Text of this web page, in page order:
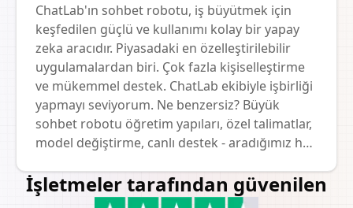
ChatLab'ın sohbet robotu, iş büyütmek için
keşfedilen güçlü ve kullanımı kolay bir yapay
zeka aracıdır. Piyasadaki en özelleştirilebilir
uygulamalardan biri. Çok fazla kişiselleştirme
ve mükemmel destek. ChatLab ekibiyle işbirliği
yapmayı seviyorum. Ne benzersiz? Büyük
sohbet robotu öğretim yapıları, özel talimatlar,
model değiştirme, canlı destek - aradığımız her
İşletmeler tarafından güvenilen